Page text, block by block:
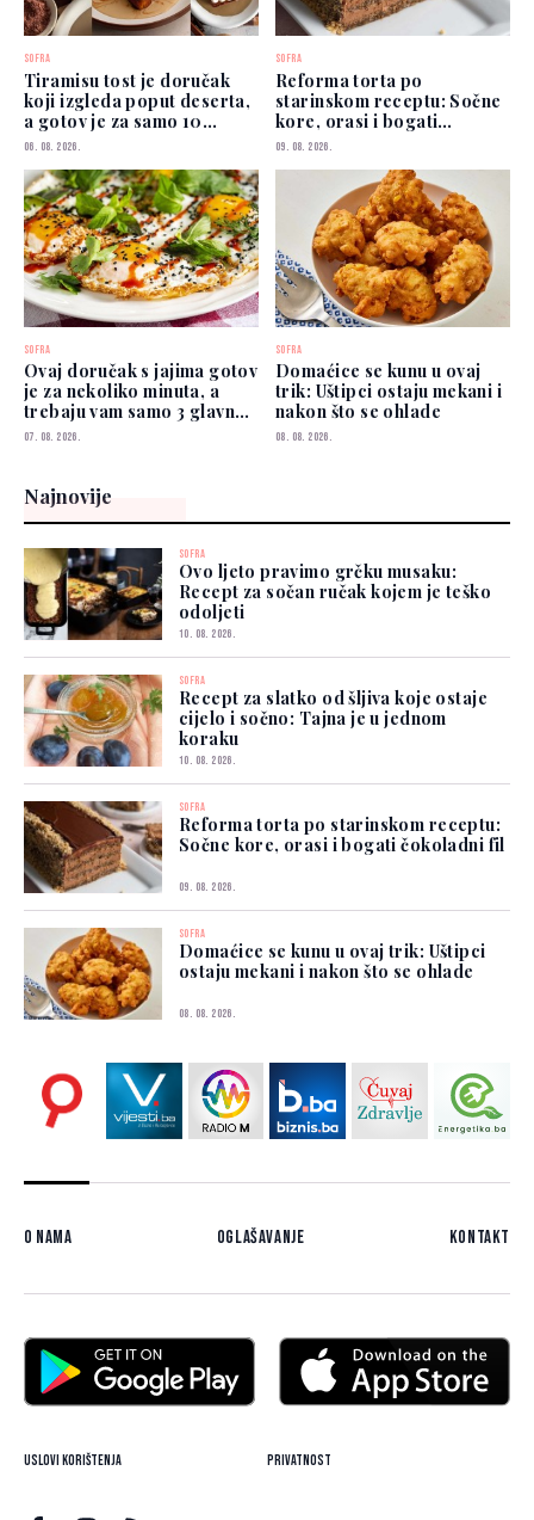
SOFRA
Tiramisu tost je doručak
koji izgleda poput deserta,
a gotov je za samo 10
minuta
06. 08. 2026.
SOFRA
Reforma torta po
starinskom receptu: Sočne
kore, orasi i bogati
čokoladni fil
09. 08. 2026.
SOFRA
Ovaj doručak s jajima gotov
je za nekoliko minuta, a
trebaju vam samo 3 glavna
sastojka
07. 08. 2026.
SOFRA
Domaćice se kunu u ovaj
trik: Uštipci ostaju mekani i
nakon što se ohlade
08. 08. 2026.
Najnovije
SOFRA
Ovo ljeto pravimo grčku musaku:
Recept za sočan ručak kojem je teško
odoljeti
10. 08. 2026.
SOFRA
Recept za slatko od šljiva koje ostaje
cijelo i sočno: Tajna je u jednom
koraku
10. 08. 2026.
SOFRA
Reforma torta po starinskom receptu:
Sočne kore, orasi i bogati čokoladni fil
09. 08. 2026.
SOFRA
Domaćice se kunu u ovaj trik: Uštipci
ostaju mekani i nakon što se ohlade
08. 08. 2026.
O nama Oglašavanje Kontakt
Uslovi korištenja Privatnost